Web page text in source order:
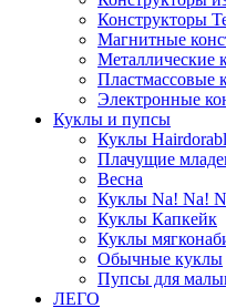
Конструкторы
Магнитные
Металлические
Пластмассовые
Электронные
Куклы и пупсы
Куклы
Плачущие
Весна
Куклы Na! Na!
Куклы Капкейк
Куклы
Обычные куклы
Пупсы для
ЛЕГО